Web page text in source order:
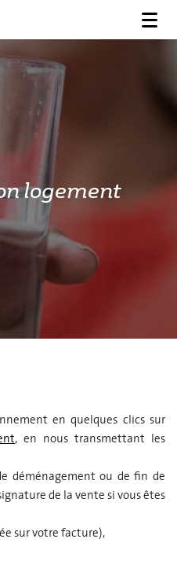
logement
en quelques clics sur
, en nous transmettant les
déménagement ou de fin de
de la vente si vous êtes
sur votre facture),